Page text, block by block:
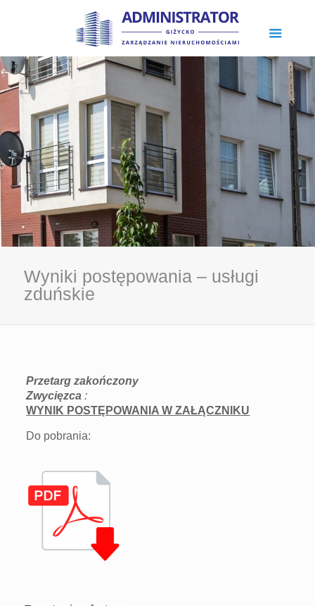
Wyniki postępowania – usługi
zduńskie
Przetarg zakończony
Zwycięzca :
WYNIK POSTĘPOWANIA W ZAŁĄCZNIKU
Do pobrania: